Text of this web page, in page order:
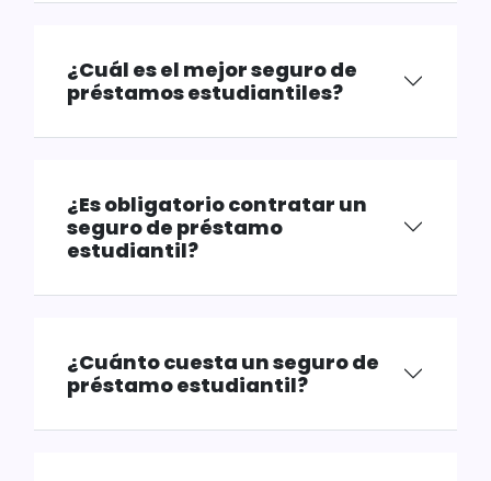
¿Cuál es el mejor seguro de
préstamos estudiantiles?
¿Es obligatorio contratar un
seguro de préstamo
estudiantil?
¿Cuánto cuesta un seguro de
préstamo estudiantil?